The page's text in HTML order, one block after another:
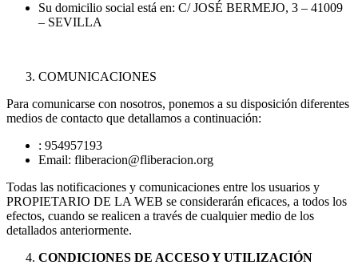
Su domicilio social está en: C/ JOSÉ BERMEJO, 3 – 41009
– SEVILLA
COMUNICACIONES
Para comunicarse con nosotros, ponemos a su disposición diferentes
medios de contacto que detallamos a continuación:
: 954957193
Email: fliberacion@fliberacion.org
Todas las notificaciones y comunicaciones entre los usuarios y
PROPIETARIO DE LA WEB se considerarán eficaces, a todos los
efectos, cuando se realicen a través de cualquier medio de los
detallados anteriormente.
CONDICIONES DE ACCESO Y UTILIZACIÓN